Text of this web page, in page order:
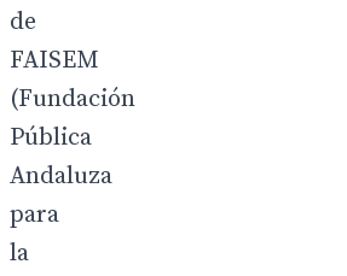
de
FAISEM
(Fundación
Pública
Andaluza
para
la